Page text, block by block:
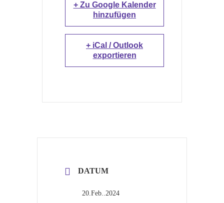
+ Zu Google Kalender
hinzufügen
+ iCal / Outlook
exportieren
DATUM
20.Feb..2024